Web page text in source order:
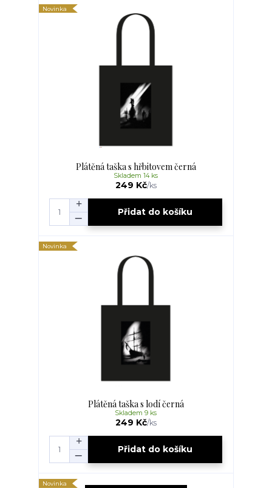
Novinka
Plátěná taška s hřbitovem černá
249 Kč/ks
Skladem 14 ks
Přidat do košíku
Novinka
Plátěná taška s lodí černá
249 Kč/ks
Skladem 9 ks
Přidat do košíku
Novinka